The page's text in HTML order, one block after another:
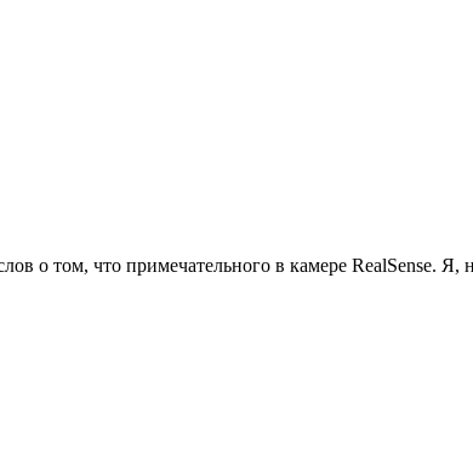
о том, что примечательного в камере RealSense.